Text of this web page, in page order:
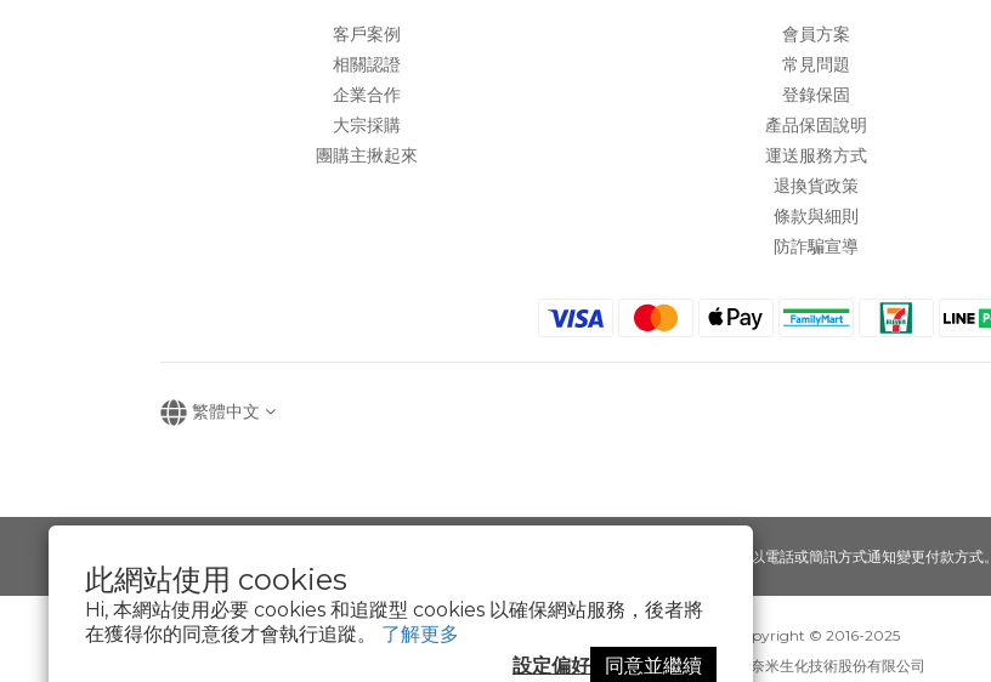
此網站使用 cookies
Hi, 本網站使用必要 cookies 和追蹤型 cookies 以確保網站服務，後者將
在獲得你的同意後才會執行追蹤。 了解更多
設定偏好
同意並繼續
客戶案例
相關認證
企業合作
大宗採購
團購主揪起來
會員方案
常見問題
登錄保固
產品保固說明
運送服務方式
退換貨政策
條款與細則
防詐騙宣導
繁體中文
提醒您，我們不會以電話或簡訊方式通知變更付款方式。
Copyright © 2016-2025
寶可齡奈米生化技術股份有限公司